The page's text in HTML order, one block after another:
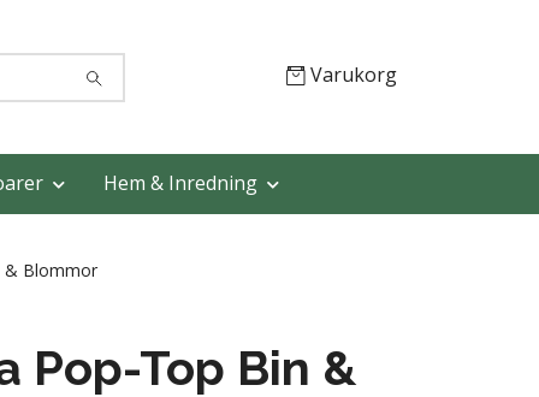
Varukorg
Hem & Inredning
& Blommor
Pop-Top Bin &